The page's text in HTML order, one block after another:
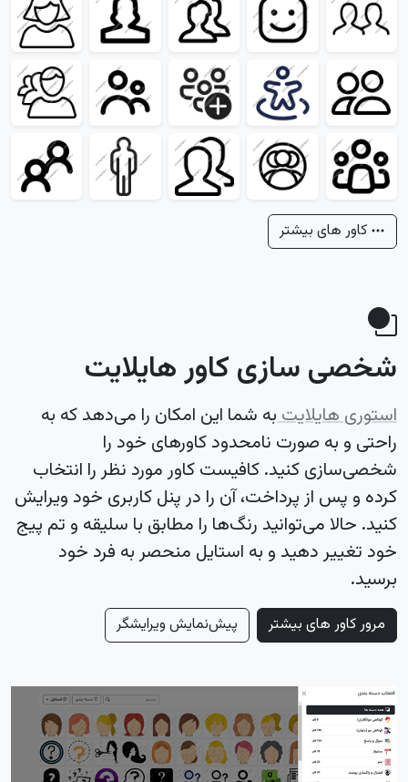
کاور های بیشتر
شخصی سازی کاور هایلایت
استوری هایلایتبه شما این امکان را می‌دهد که به
راحتی و به صورت نامحدود کاورهای خود را
شخصی‌سازی کنید. کافیست کاور مورد نظر را انتخاب
کرده و پس از پرداخت، آن را در پنل کاربری خود ویرایش
کنید. حالا می‌توانید رنگ‌ها را مطابق با سلیقه و تم پیج
خود تغییر دهید و به استایل منحصر به فرد خود
برسید.
مرور کاور های بیشتر پیش‌نمایش ویرایشگر